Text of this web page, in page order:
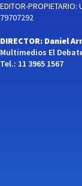
EDITOR-
79707292
DIRECTOR: Daniel
Multimedios El
Tel.: 11 3965 1567